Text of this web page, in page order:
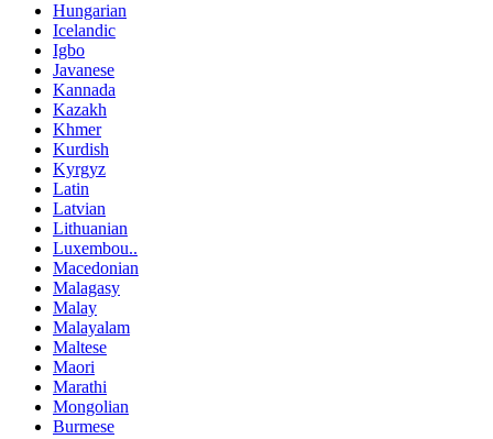
Hungarian
Icelandic
Igbo
Javanese
Kannada
Kazakh
Khmer
Kurdish
Kyrgyz
Latin
Latvian
Lithuanian
Luxembou..
Macedonian
Malagasy
Malay
Malayalam
Maltese
Maori
Marathi
Mongolian
Burmese